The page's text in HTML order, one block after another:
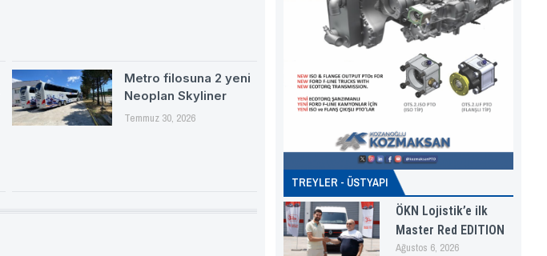
Metro filosuna 2 yeni
Neoplan Skyliner
Temmuz 30, 2026
TREYLER - ÜSTYAPI
ÖKN Lojistik’e ilk
Master Red EDITION
Ağustos 6, 2026